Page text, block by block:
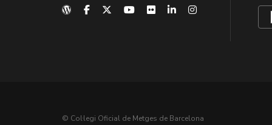
© Col·legi Oficial de Metges de Barcelona